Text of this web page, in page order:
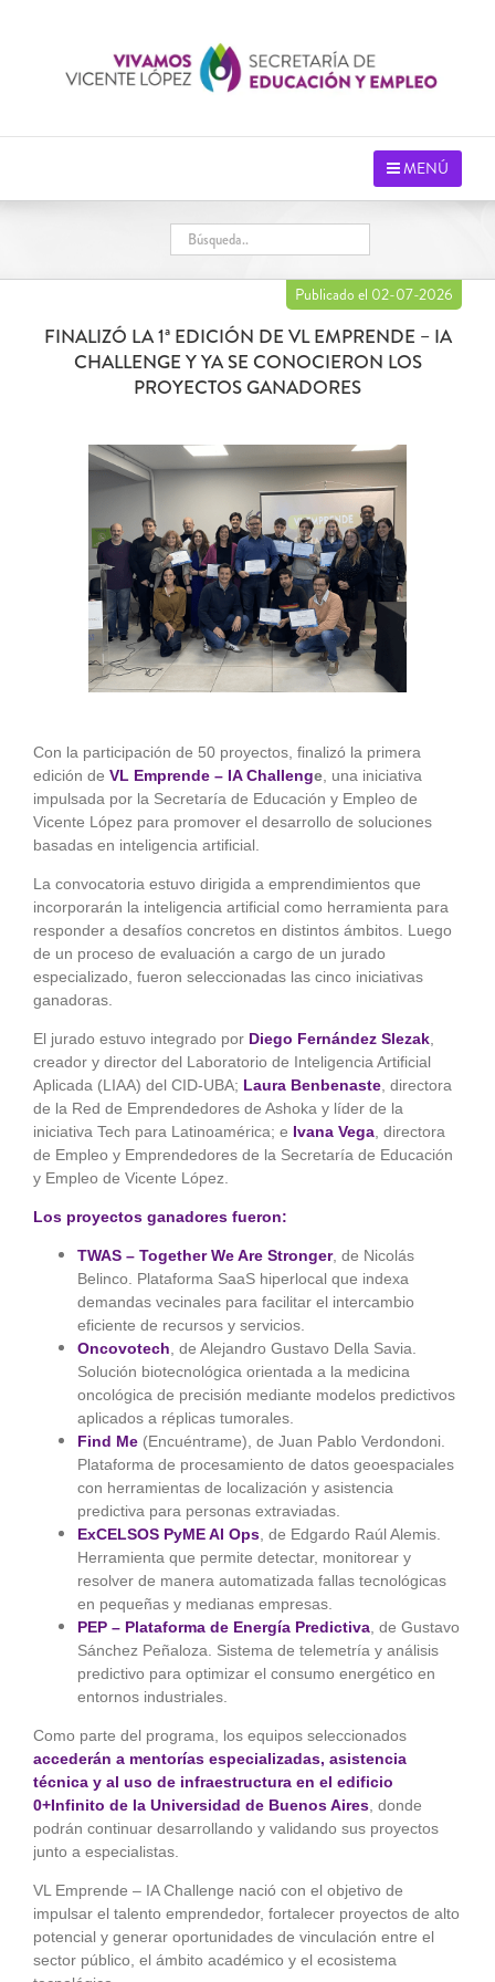
MENÚ
Publicado el 02-07-2026
FINALIZÓ LA 1ª EDICIÓN DE VL EMPRENDE – IA
CHALLENGE Y YA SE CONOCIERON LOS
PROYECTOS GANADORES
Con la participación de 50 proyectos, finalizó la primera
edición de VL Emprende – IA Challenge, una iniciativa
impulsada por la Secretaría de Educación y Empleo de
Vicente López para promover el desarrollo de soluciones
basadas en inteligencia artificial.
La convocatoria estuvo dirigida a emprendimientos que
incorporarán la inteligencia artificial como herramienta para
responder a desafíos concretos en distintos ámbitos. Luego
de un proceso de evaluación a cargo de un jurado
especializado, fueron seleccionadas las cinco iniciativas
ganadoras.
El jurado estuvo integrado por Diego Fernández Slezak,
creador y director del Laboratorio de Inteligencia Artificial
Aplicada (LIAA) del CID-UBA; Laura Benbenaste, directora
de la Red de Emprendedores de Ashoka y líder de la
iniciativa Tech para Latinoamérica; e Ivana Vega, directora
de Empleo y Emprendedores de la Secretaría de Educación
y Empleo de Vicente López.
Los proyectos ganadores fueron:
TWAS – Together We Are Stronger, de Nicolás
Belinco. Plataforma SaaS hiperlocal que indexa
demandas vecinales para facilitar el intercambio
eficiente de recursos y servicios.
Oncovotech , de Alejandro Gustavo Della Savia.
Solución biotecnológica orientada a la medicina
oncológica de precisión mediante modelos predictivos
aplicados a réplicas tumorales.
Find Me(Encuéntrame), de Juan Pablo Verdondoni.
Plataforma de procesamiento de datos geoespaciales
con herramientas de localización y asistencia
predictiva para personas extraviadas.
ExCELSOS PyME AI Ops, de Edgardo Raúl Alemis.
Herramienta que permite detectar, monitorear y
resolver de manera automatizada fallas tecnológicas
en pequeñas y medianas empresas.
PEP – Plataforma de Energía Predictiva, de Gustavo
Sánchez Peñaloza. Sistema de telemetría y análisis
predictivo para optimizar el consumo energético en
entornos industriales.
Como parte del programa, los equipos seleccionados
accederán a mentorías especializadas, asistencia
técnica y al uso de infraestructura en el edificio
0+Infinito de la Universidad de Buenos Aires, donde
podrán continuar desarrollando y validando sus proyectos
junto a especialistas.
VL Emprende – IA Challenge nació con el objetivo de
impulsar el talento emprendedor, fortalecer proyectos de alto
potencial y generar oportunidades de vinculación entre el
sector público, el ámbito académico y el ecosistema